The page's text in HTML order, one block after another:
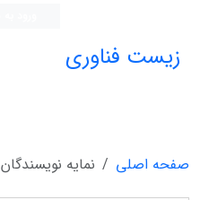
زیست فناوری
صفحه اصلی نمایه نویسندگان